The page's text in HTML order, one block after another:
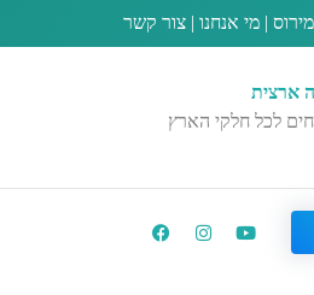
| מי אנחנו | צור קשר
ארצית
לכל חלקי הארץ